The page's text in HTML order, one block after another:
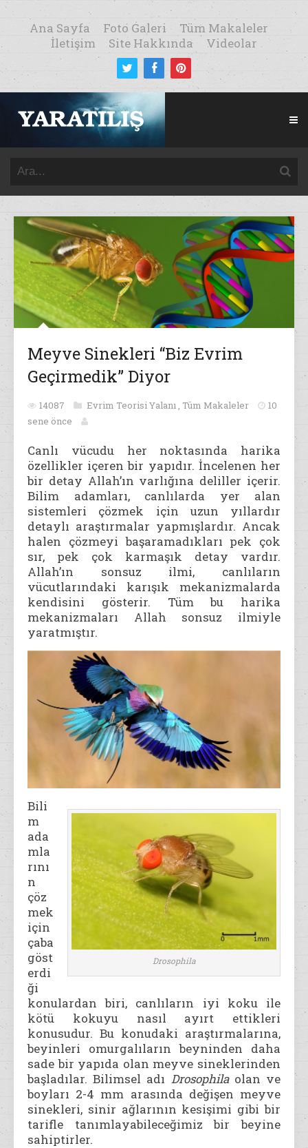
Ana Sayfa Foto Galeri
Tüm Makaleler
İletişim
Site Hakkında Videolar
Meyve Sinekleri “Biz Evrim
Geçirmedik” Diyor
14087 Evrim Teorisi Yalanı , Tüm Makaleler
10
sene önce
Canlı vücudu her noktasında harika
özellikler içeren bir yapıdır. İncelenen her
bir detay Allah’ın varlığına deliller içerir.
Bilim adamları, canlılarda yer alan
sistemleri çözmek için uzun yıllardır
detaylı araştırmalar yapmışlardır. Ancak
halen çözmeyi başaramadıkları pek çok
sır, pek çok karmaşık detay vardır.
Allah’ın sonsuz ilmi, canlıların
vücutlarındaki karışık mekanizmalarda
kendisini gösterir. Tüm bu harika
mekanizmaları Allah sonsuz ilmiyle
yaratmıştır.
Drosophila
Bili
m
ada
mla
rını
n
çöz
mek
için
çaba
göst
erdi
ği
konulardan biri, canlıların iyi koku ile
kötü kokuyu nasıl ayırt ettikleri
konusudur. Bu konudaki araştırmalarına,
beyinleri omurgalıların beyninden daha
sade bir yapıda olan meyve sineklerinden
başladılar. Bilimsel adı Drosophilaolan ve
boyları 2-4 mm arasında değişen meyve
sinekleri, sinir ağlarının kesişimi gibi bir
tarifle tanımlayabileceğimiz bir beyine
sahiptirler.